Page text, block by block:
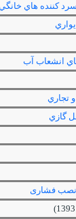
كننده هاي
انشعاب آب
تجاري
گازي
فشاری